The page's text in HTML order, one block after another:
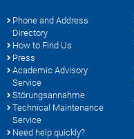
Phone and Address
Directory
How to Find Us
Press
Academic Advisory
Service
Störungsannahme
Technical Maintenance
Service
Need help quickly?